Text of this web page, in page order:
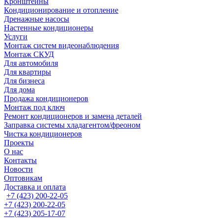
Кондиционирование и отопление
Дренажные насосы
Настенные кондиционеры
Услуги
Монтаж систем видеонаблюдения
Монтаж СКУД
Для автомобиля
Для квартиры
Для бизнеса
Для дома
Продажа кондиционеров
Монтаж под ключ
Ремонт кондиционеров и замена деталей
Заправка системы хладагентом/фреоном
Чистка кондиционеров
Проекты
О нас
Контакты
Новости
Оптовикам
Доставка и оплата
+7 (423) 200-22-05
+7 (423) 200-22-05
+7 (423) 205-17-07